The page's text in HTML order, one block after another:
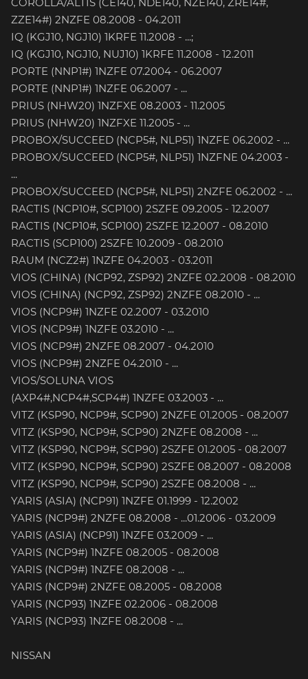
COROLLA/ALTIS (CE140, NDE140, NZE140, ZRE14#,
ZZE14#) 2NZFE 08.2008 - 04.2011
IQ (KGJ10, NGJ10) 1KRFE 11.2008 - ...;
IQ (KGJ10, NGJ10, NUJ10) 1KRFE 11.2008 - 12.2011
PORTE (NNP1#) 1NZFE 07.2004 - 06.2007
PORTE (NNP1#) 1NZFE 06.2007 - ...
PRIUS (NHW20) 1NZFXE 08.2003 - 11.2005
PRIUS (NHW20) 1NZFXE 11.2005 - ...
PROBOX/SUCCEED (NCP5#, NLP51) 1NZFE 06.2002 - ...
PROBOX/SUCCEED (NCP5#, NLP51) 1NZFNE 04.2003 -
...
PROBOX/SUCCEED (NCP5#, NLP51) 2NZFE 06.2002 - ...
RACTIS (NCP10#, SCP100) 2SZFE 09.2005 - 12.2007
RACTIS (NCP10#, SCP100) 2SZFE 12.2007 - 08.2010
RACTIS (SCP100) 2SZFE 10.2009 - 08.2010
RAUM (NCZ2#) 1NZFE 04.2003 - 03.2011
VIOS (CHINA) (NCP92, ZSP92) 2NZFE 02.2008 - 08.2010
VIOS (CHINA) (NCP92, ZSP92) 2NZFE 08.2010 - ...
VIOS (NCP9#) 1NZFE 02.2007 - 03.2010
VIOS (NCP9#) 1NZFE 03.2010 - ...
VIOS (NCP9#) 2NZFE 08.2007 - 04.2010
VIOS (NCP9#) 2NZFE 04.2010 - ...
VIOS/SOLUNA VIOS
(AXP4#,NCP4#,SCP4#) 1NZFE 03.2003 - ...
VITZ (KSP90, NCP9#, SCP90) 2NZFE 01.2005 - 08.2007
VITZ (KSP90, NCP9#, SCP90) 2NZFE 08.2008 - ...
VITZ (KSP90, NCP9#, SCP90) 2SZFE 01.2005 - 08.2007
VITZ (KSP90, NCP9#, SCP90) 2SZFE 08.2007 - 08.2008
VITZ (KSP90, NCP9#, SCP90) 2SZFE 08.2008 - ...
YARIS (ASIA) (NCP91) 1NZFE 01.1999 - 12.2002
YARIS (NCP9#) 2NZFE 08.2008 - ...01.2006 - 03.2009
YARIS (ASIA) (NCP91) 1NZFE 03.2009 - ...
YARIS (NCP9#) 1NZFE 08.2005 - 08.2008
YARIS (NCP9#) 1NZFE 08.2008 - ...
YARIS (NCP9#) 2NZFE 08.2005 - 08.2008
YARIS (NCP93) 1NZFE 02.2006 - 08.2008
YARIS (NCP93) 1NZFE 08.2008 - ...
NISSAN